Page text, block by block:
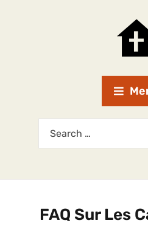
FAQ Sur Les